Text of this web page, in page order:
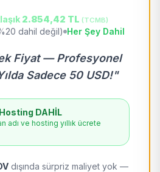
2.854,42 TL (TCMB)
dahil değil) Her Şey Dahil
Fiyat — Profesyonel
Sadece 50 USD!"
DAHİL
adı ve hosting yıllık ücrete
dışında sürpriz maliyet yok —